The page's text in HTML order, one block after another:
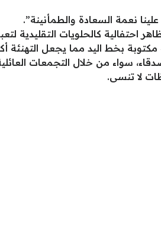
نعمة السعادة والطمأنينة”.
كالحلويات التقليدية
بخط اليد مما يجعل التهنئة
سواء من خلال التجمعات العائلية
لا تنسى.